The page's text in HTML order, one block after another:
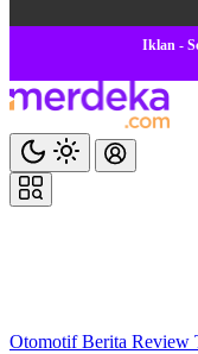
Iklan -
OtomotifBerita Review